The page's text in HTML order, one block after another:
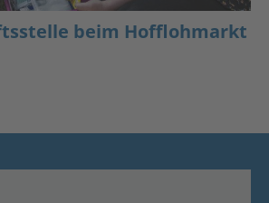
beim Hofflohmarkt